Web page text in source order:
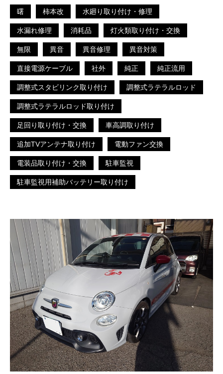
曙 柿本改 水廻り取り付け・修理
水漏れ修理 消耗品 灯火類取り付け・交換
無限 異音 異音修理 異音対策
直接電源ケーブル 社外 純正 純正流用
調整式スタビリンク取り付け 調整式ラテラルロッド
調整式ラテラルロッド取り付け
足回り取り付け・交換 車高調取り付け
追加TVアンテナ取り付け 電動ファン交換
電装品取り付け・交換 駐車監視
駐車監視用補助バッテリー取り付け